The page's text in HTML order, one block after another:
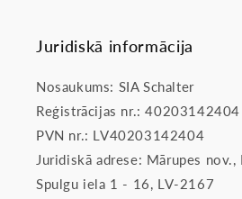
Juridiskā informācija
Nosaukums: SIA Schalter
Reģistrācijas nr.: 40203142404
PVN nr.: LV40203142404
Juridiskā adrese: Mārupes nov.,
Spulgu iela 1 - 16, LV-2167